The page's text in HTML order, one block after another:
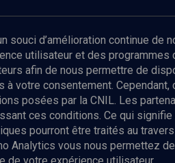
souci d’amélioration continue
utilisateur et des programmes
afin de nous permettre de
à votre consentement.
posées par la CNIL. Les
ces conditions. Ce qui
pourront être traités au
Analytics vous nous permettez